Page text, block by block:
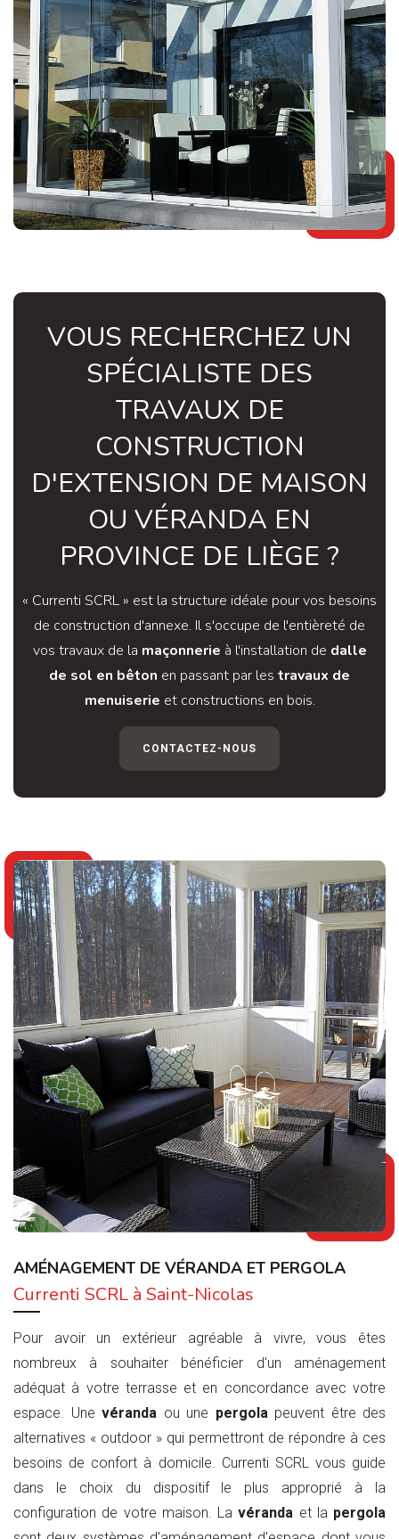
VOUS RECHERCHEZ UN
SPÉCIALISTE DES
TRAVAUX DE
CONSTRUCTION
D'EXTENSION DE MAISON
OU VÉRANDA EN
PROVINCE DE LIÈGE ?
« Currenti SCRL » est la structure idéale pour vos besoins
de construction d'annexe. Il s'occupe de l'entièreté de
vos travaux de la maçonnerie à l'installation de dalle
de sol en bêton en passant par les travaux de
menuiserie et constructions en bois.
CONTACTEZ-NOUS
AMÉNAGEMENT DE VÉRANDA ET PERGOLA
Currenti SCRL à Saint-Nicolas
Pour avoir un extérieur agréable à vivre, vous êtes
nombreux à souhaiter bénéficier d'un aménagement
adéquat à votre terrasse et en concordance avec votre
espace. Une véranda ou une pergolapeuvent être des
alternatives « outdoor » qui permettront de répondre à ces
besoins de confort à domicile. Currenti SCRL vous guide
dans le choix du dispositif le plus approprié à la
configuration de votre maison. Lavéranda et la pergola